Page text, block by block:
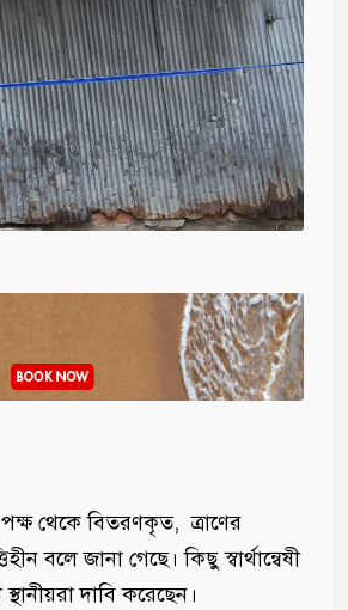
থেকে বিতরণকৃত, ত্রাণের
বলে জানা গেছে। কিছু স্বার্থান্বেষী
দাবি করেছেন।